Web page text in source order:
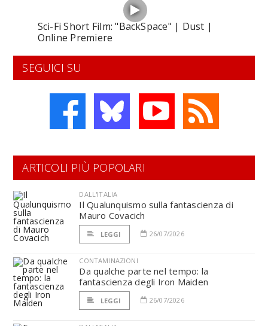
Sci-Fi Short Film: "BackSpace" | Dust |
Online Premiere
SEGUICI SU
ARTICOLI PIÙ POPOLARI
DALL'ITALIA
Il Qualunquismo sulla fantascienza di
Mauro Covacich
LEGGI 26/07/2026
CONTAMINAZIONI
Da qualche parte nel tempo: la
fantascienza degli Iron Maiden
LEGGI 26/07/2026